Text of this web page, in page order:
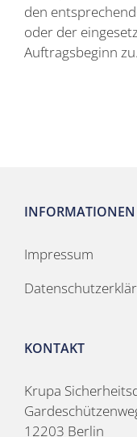
den
oder der
Auftragsbeginn zu.
INFORMATIONEN
Impressum
KONTAKT
Krupa
12203 Berlin